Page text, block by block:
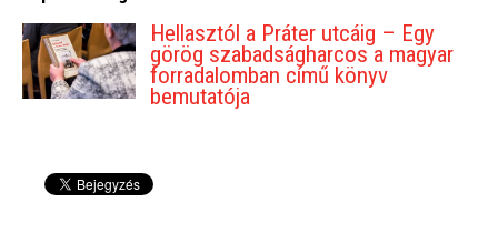
Hellasztól a Práter utcáig – Egy
görög szabadságharcos a magyar
forradalomban című könyv
bemutatója